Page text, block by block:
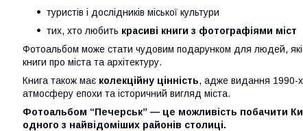
туристів і дослідників міської культури
тих, хто любить красиві книги з фотографіями міст
Фотоальбом може стати чудовим подарунком для людей, які
книги про міста та архітектуру.
Книга також має колекційну цінність, адже видання 1990-х
атмосферу епохи та історичний вигляд міста.
Фотоальбом “Печерськ” — це можливість побачити
одного з найвідоміших районів столиці.